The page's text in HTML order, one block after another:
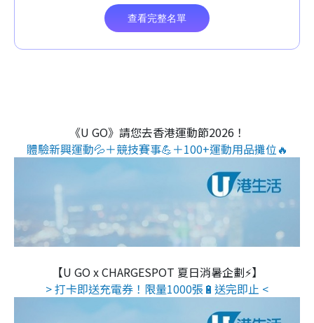
《U GO》請您去香港運動節2026！
體驗新興運動💦＋競技賽事💪＋100+運動用品攤位🔥
【U GO x CHARGESPOT 夏日消暑企劃⚡】
> 打卡即送充電券！限量1000張🔋送完即止 <